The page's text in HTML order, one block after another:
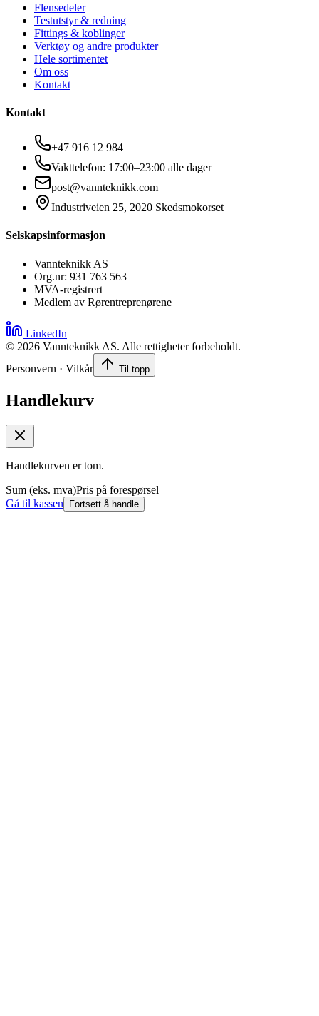
Flensedeler
Testutstyr & redning
Fittings & koblinger
Verktøy og andre produkter
Hele sortimentet
Om oss
Kontakt
Kontakt
+47 916 12 984
Vakttelefon: 17:00–23:00 alle dager
post@vannteknikk.com
Industriveien 25, 2020 Skedsmokorset
Selskapsinformasjon
Vannteknikk AS
Org.nr: 931 763 563
MVA-registrert
Medlem av Rørentreprenørene
LinkedIn
© 2026 Vannteknikk AS. Alle rettigheter forbeholdt.
Personvern · Vilkår
Til topp
Handlekurv
Handlekurven er tom.
Sum (eks. mva)Pris på forespørsel
Gå til kassen
Fortsett å handle